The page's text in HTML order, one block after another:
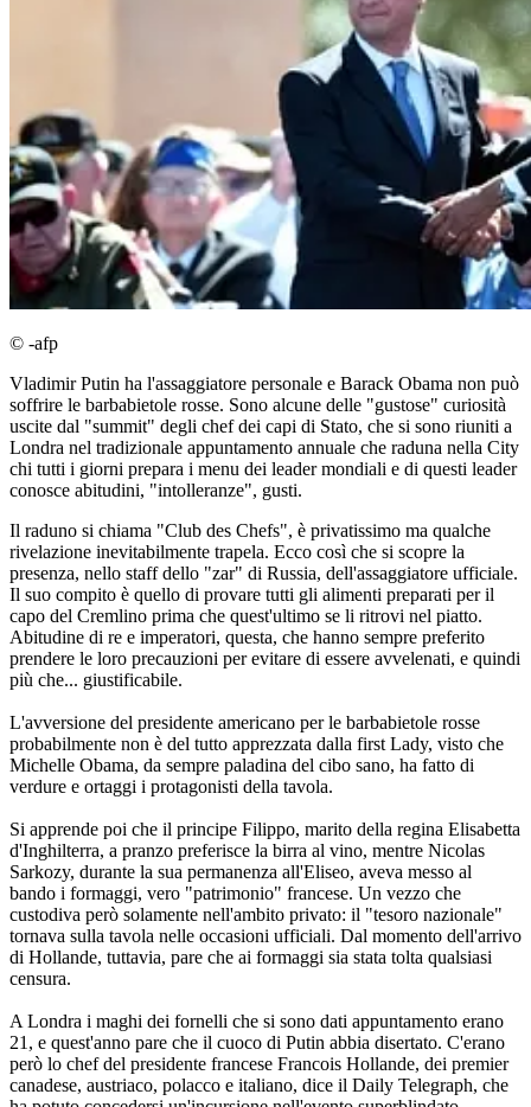
© -afp
Vladimir Putin ha l'assaggiatore personale e Barack Obama non può
soffrire le barbabietole rosse. Sono alcune delle "gustose" curiosità
uscite dal "summit" degli chef dei capi di Stato, che si sono riuniti a
Londra nel tradizionale appuntamento annuale che raduna nella City
chi tutti i giorni prepara i menu dei leader mondiali e di questi leader
conosce abitudini, "intolleranze", gusti.
Il raduno si chiama "Club des Chefs", è privatissimo ma qualche
rivelazione inevitabilmente trapela. Ecco così che si scopre la
presenza, nello staff dello "zar" di Russia, dell'assaggiatore ufficiale.
Il suo compito è quello di provare tutti gli alimenti preparati per il
capo del Cremlino prima che quest'ultimo se li ritrovi nel piatto.
Abitudine di re e imperatori, questa, che hanno sempre preferito
prendere le loro precauzioni per evitare di essere avvelenati, e quindi
più che... giustificabile.
L'avversione del presidente americano per le barbabietole rosse
probabilmente non è del tutto apprezzata dalla first Lady, visto che
Michelle Obama, da sempre paladina del cibo sano, ha fatto di
verdure e ortaggi i protagonisti della tavola.
Si apprende poi che il principe Filippo, marito della regina Elisabetta
d'Inghilterra, a pranzo preferisce la birra al vino, mentre Nicolas
Sarkozy, durante la sua permanenza all'Eliseo, aveva messo al
bando i formaggi, vero "patrimonio" francese. Un vezzo che
custodiva però solamente nell'ambito privato: il "tesoro nazionale"
tornava sulla tavola nelle occasioni ufficiali. Dal momento dell'arrivo
di Hollande, tuttavia, pare che ai formaggi sia stata tolta qualsiasi
censura.
A Londra i maghi dei fornelli che si sono dati appuntamento erano
21, e quest'anno pare che il cuoco di Putin abbia disertato. C'erano
però lo chef del presidente francese Francois Hollande, dei premier
canadese, austriaco, polacco e italiano, dice il Daily Telegraph, che